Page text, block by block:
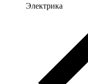
Электрика